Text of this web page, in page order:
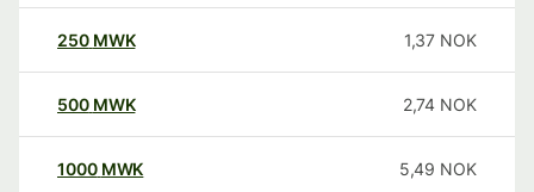
250 MWK 1,37 NOK
500 MWK 2,74 NOK
1000 MWK 5,49 NOK